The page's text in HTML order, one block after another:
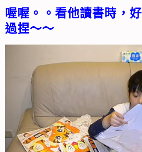
喔喔。。看他讀書時，
過捏～～